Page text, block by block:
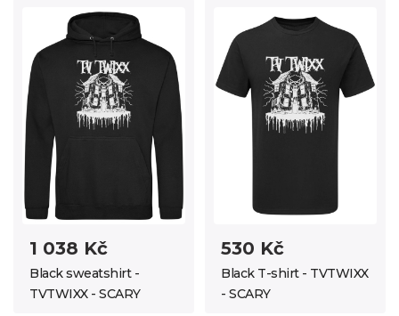
1 038 Kč
Black sweatshirt -
TVTWIXX - SCARY
530 Kč
Black T-shirt - TVTWIXX
- SCARY